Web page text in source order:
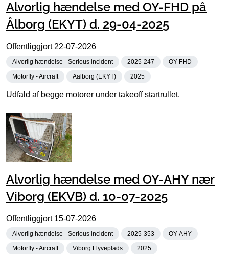
Alvorlig hændelse med OY-FHD på
Ålborg (EKYT) d. 29-04-2025
Offentliggjort 22-07-2026
Alvorlig hændelse - Serious incident 2025-247 OY-FHD
Motorfly - Aircraft Aalborg (EKYT) 2025
Udfald af begge motorer under takeoff startrullet.
Alvorlig hændelse med OY-AHY nær
Viborg (EKVB) d. 10-07-2025
Offentliggjort 15-07-2026
Alvorlig hændelse - Serious incident 2025-353 OY-AHY
Motorfly - Aircraft Viborg Flyveplads 2025